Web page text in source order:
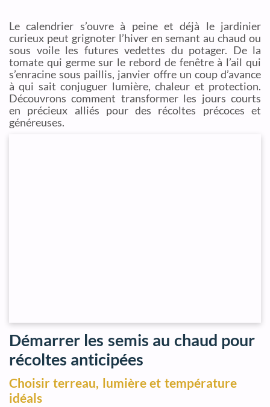
Le calendrier s’ouvre à peine et déjà le jardinier
curieux peut grignoter l’hiver en semant au chaud ou
sous voile les futures vedettes du potager. De la
tomate qui germe sur le rebord de fenêtre à l’ail qui
s’enracine sous paillis, janvier offre un coup d’avance
à qui sait conjuguer lumière, chaleur et protection.
Découvrons comment transformer les jours courts
en précieux alliés pour des récoltes précoces et
généreuses.
Démarrer les semis au chaud pour
récoltes anticipées
Choisir terreau, lumière et température
idéals